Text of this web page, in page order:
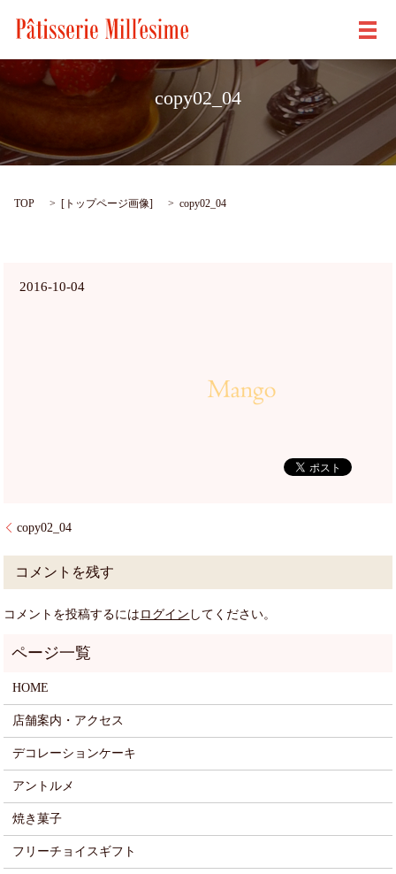
メ
copy02_04
TOP [ トップページ画像] copy02_04
2016-10-04
copy02_04
コメントを残す
コメントを投稿するには ログイン してください。
HOME
店舗案内・アクセス
デコレーションケーキ
アントルメ
焼き菓子
フリーチョイスギフト